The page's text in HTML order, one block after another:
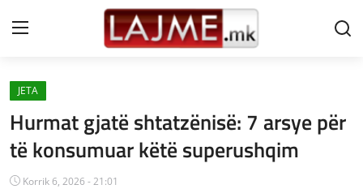
Shtëpi
LAJME MAQEDONI
SHQIPERI
JETA
Hurmat gjatë shtatzënisë: 7 arsye për
të konsumuar këtë superushqim
Korrik 6, 2026 - 21:01